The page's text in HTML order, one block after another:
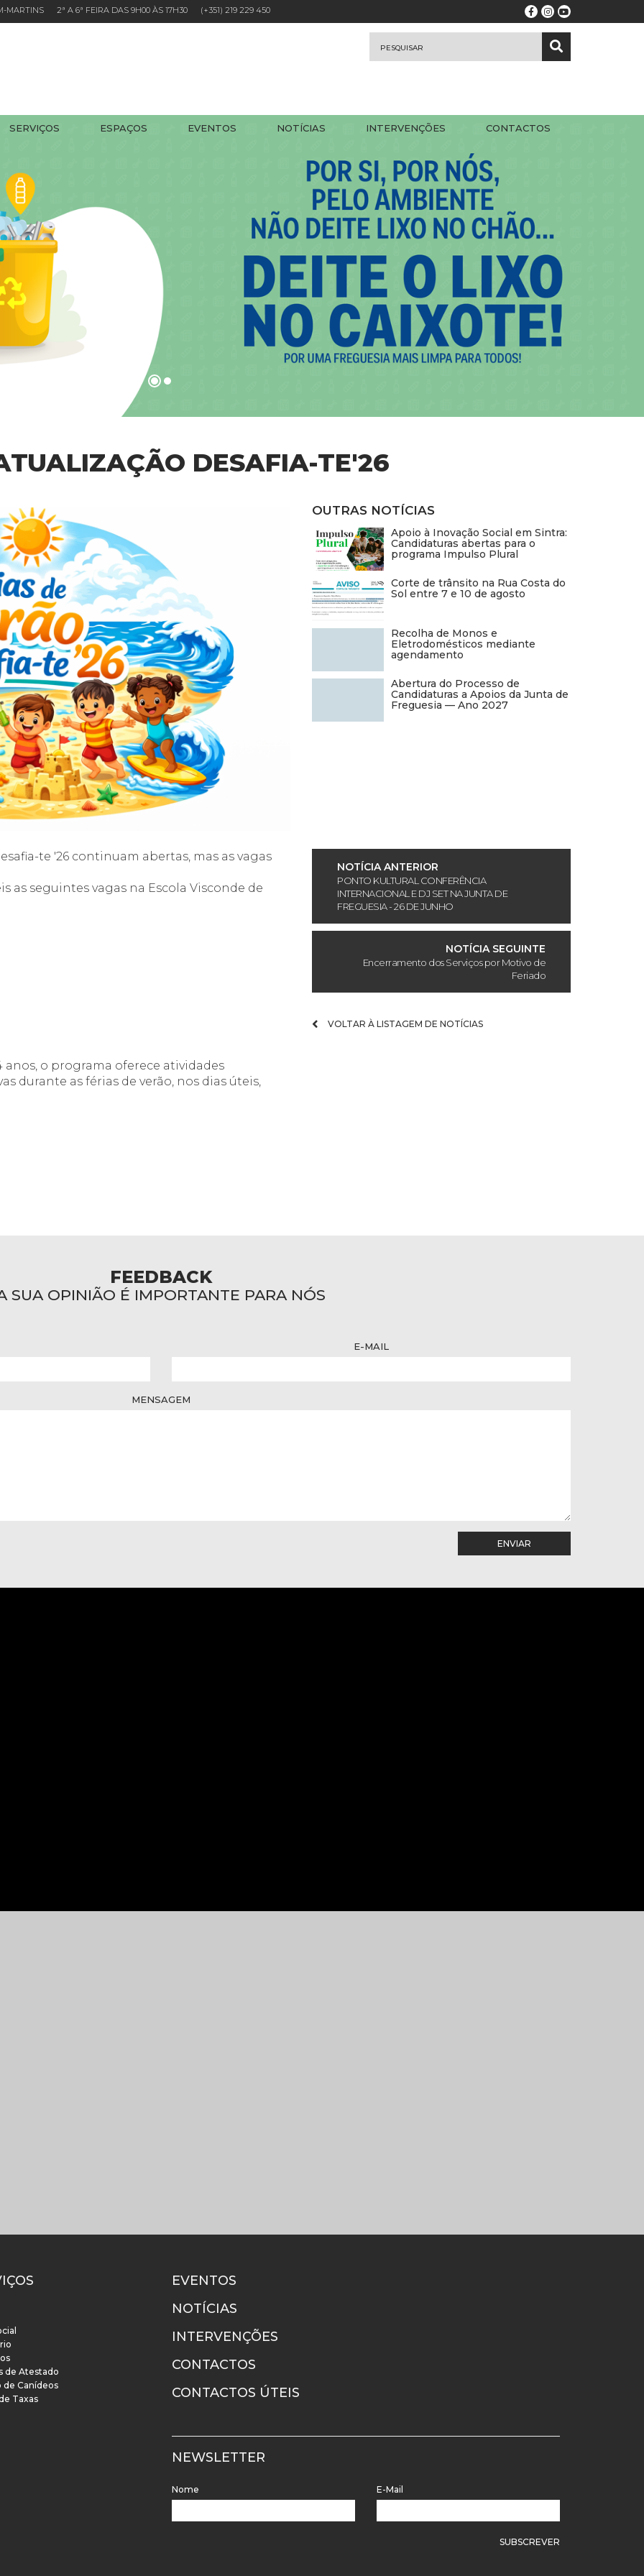
MARTINS 2ª A 6ª FEIRA DAS 9H00 ÀS 17H30 (+351) 219 229 450
SERVIÇOS ESPAÇOS EVENTOS NOTÍCIAS INTERVENÇÕES CONTACTOS
DESAFIA-TE'26
OUTRAS NOTÍCIAS
Apoio à Inovação Social em Sintra:
Candidaturas abertas para o
programa Impulso Plural
Corte de trânsito na Rua Costa do
Sol entre 7 e 10 de agosto
Recolha de Monos e
Eletrodomésticos mediante
agendamento
Abertura do Processo de
Candidaturas a Apoios da Junta de
Freguesia — Ano 2027
te '26 continuam abertas, mas as vagas
seguintes vagas na Escola Visconde de
anos, o programa oferece atividades
durante as férias de verão, nos dias úteis,
NOTÍCIA ANTERIOR
PONTO KULTURAL CONFERÊNCIA
INTERNACIONAL E DJ SET NA JUNTA DE
FREGUESIA - 26 DE JUNHO
NOTÍCIA SEGUINTE
Encerramento dos Serviços por Motivo de
Feriado
VOLTAR À LISTAGEM DE NOTÍCIAS
FEEDBACK
SUA OPINIÃO É IMPORTANTE PARA NÓS
E-MAIL
MENSAGEM
ENVIAR
de Atestado
de Canídeos
Taxas
EVENTOS
NOTÍCIAS
INTERVENÇÕES
CONTACTOS
CONTACTOS ÚTEIS
NEWSLETTER
Nome E-Mail
SUBSCREVER